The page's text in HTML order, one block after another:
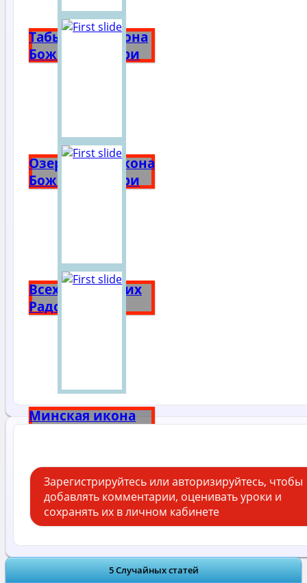
Табынская икона
Божией Матери
Озерянская икона
Божией Матери
Всех Скорбящих
Радость
Минская икона
Зарегистрируйтесь или авторизируйтесь, чтобы
добавлять комментарии, оценивать уроки и
сохранять их в личном кабинете
5 Случайных статей